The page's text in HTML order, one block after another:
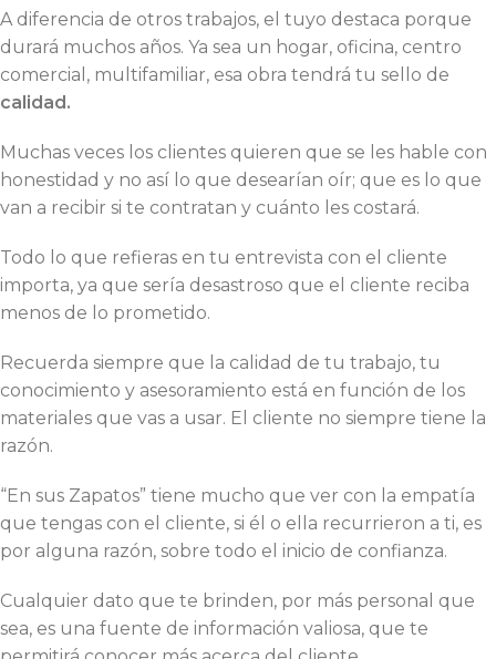
A diferencia de otros trabajos, el tuyo destaca porque
durará muchos años. Ya sea un hogar, oficina, centro
comercial, multifamiliar, esa obra tendrá tu sello de
calidad.
Muchas veces los clientes quieren que se les hable con
honestidad y no así lo que desearían oír; que es lo que
van a recibir si te contratan y cuánto les costará.
Todo lo que refieras en tu entrevista con el cliente
importa, ya que sería desastroso que el cliente reciba
menos de lo prometido.
Recuerda siempre que la calidad de tu trabajo, tu
conocimiento y asesoramiento está en función de los
materiales que vas a usar. El cliente no siempre tiene la
razón.
“En sus Zapatos” tiene mucho que ver con la empatía
que tengas con el cliente, si él o ella recurrieron a ti, es
por alguna razón, sobre todo el inicio de confianza.
Cualquier dato que te brinden, por más personal que
sea, es una fuente de información valiosa, que te